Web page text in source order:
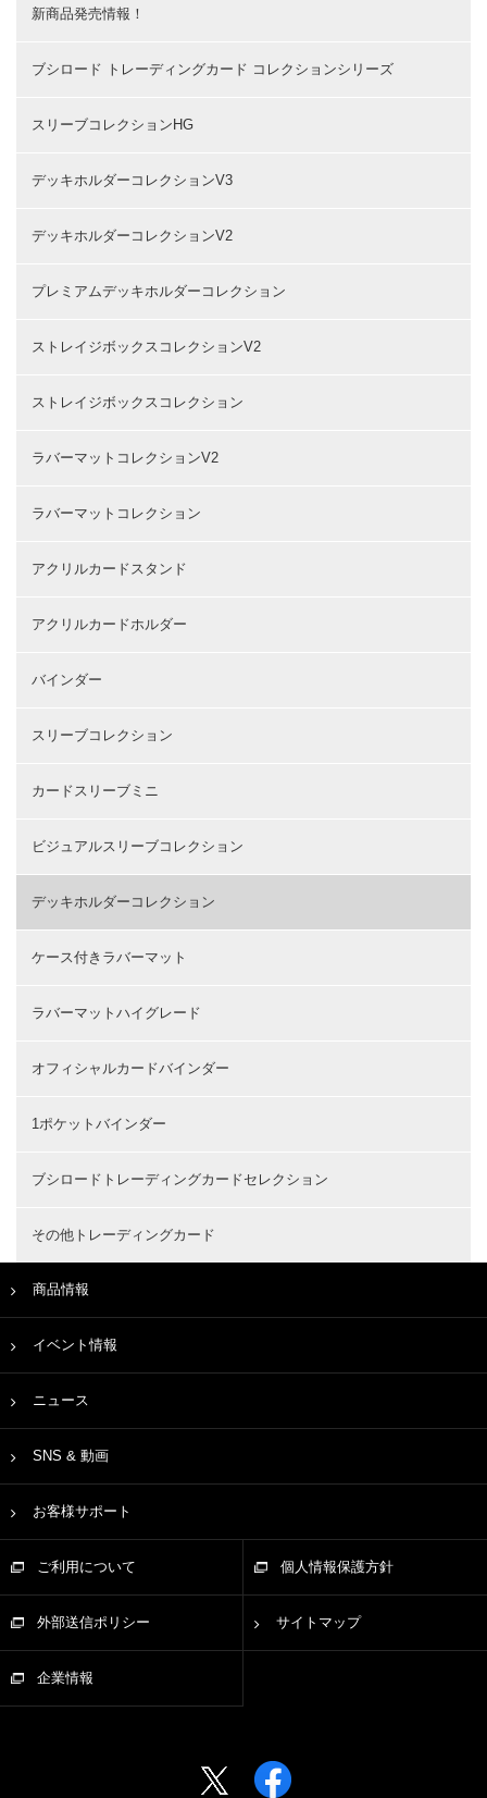
新商品発売情報！
ブシロード トレーディングカード コレクションシリーズ
スリーブコレクションHG
デッキホルダーコレクションV3
デッキホルダーコレクションV2
プレミアムデッキホルダーコレクション
ストレイジボックスコレクションV2
ストレイジボックスコレクション
ラバーマットコレクションV2
ラバーマットコレクション
アクリルカードスタンド
アクリルカードホルダー
バインダー
スリーブコレクション
カードスリーブミニ
ビジュアルスリーブコレクション
デッキホルダーコレクション
ケース付きラバーマット
ラバーマットハイグレード
オフィシャルカードバインダー
1ポケットバインダー
ブシロードトレーディングカードセレクション
その他トレーディングカード
商品情報
イベント情報
ニュース
SNS & 動画
お客様サポート
ご利用について 個人情報保護方針
外部送信ポリシー サイトマップ
企業情報